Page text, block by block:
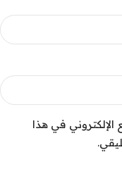
الإلكتروني في هذا